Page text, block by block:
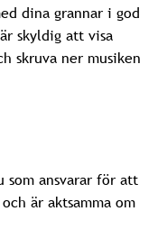
dina grannar i god
skyldig att visa
skruva ner musiken
som ansvarar för att
är aktsamma om